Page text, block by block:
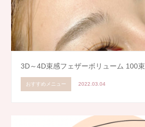
3D～4D束感フェザーボリューム 100束
おすすめメニュー 2022.03.04